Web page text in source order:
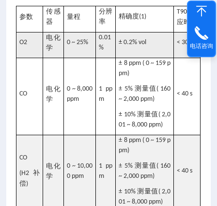
参数
传感
器
量程
分辨
率
精确度(1)
T90
响
应时间
O2
电化
学
0 ~ 25%
0.01
%
± 0.2% vol < 30 s
CO
电化
学
0 ~ 8,000
ppm
1 pp
m
± 8 ppm ( 0 ~ 159 p
pm)
± 5% 测量值 ( 160
~ 2,000 ppm)
± 10%测量值 ( 2,0
01 ~ 8,000 ppm)
< 40 s
CO
(H2 补
偿)
电化
学
0 ~ 10,00
0 ppm
1 pp
m
± 8 ppm ( 0 ~ 159 p
pm)
± 5% 测量值 ( 160
~ 2,000 ppm)
± 10%测量值 ( 2,0
01 ~ 8,000 ppm)
< 40 s
电话咨询